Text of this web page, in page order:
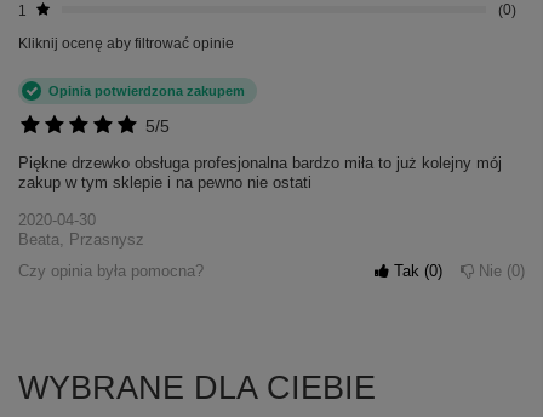
1
0
Kliknij ocenę aby filtrować opinie
5/5
Opinia potwierdzona zakupem
Piękne drzewko obsługa profesjonalna bardzo miła to już kolejny mój
zakup w tym sklepie i na pewno nie ostati
2020-04-30
Beata, Przasnysz
Czy opinia była pomocna?
Tak 0 Nie 0
WYBRANE DLA CIEBIE